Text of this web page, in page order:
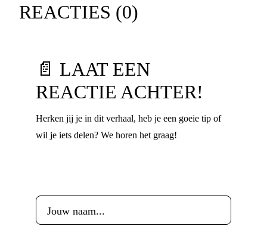
REACTIES (0)
📄 LAAT EEN
REACTIE ACHTER!
Herken jij je in dit verhaal, heb je een goeie tip of
wil je iets delen? We horen het graag!